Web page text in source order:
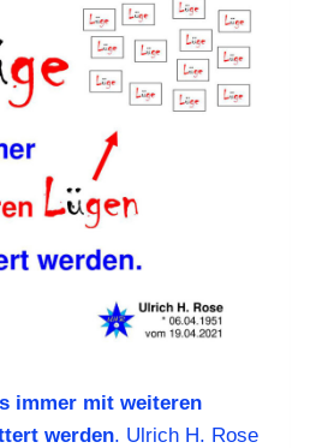
immer mit weiteren
werden. Ulrich H. Rose